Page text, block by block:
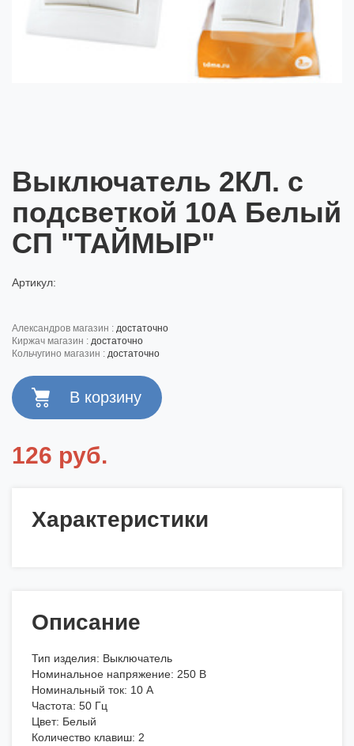
Выключатель 2КЛ. с
подсветкой 10А Белый
СП "ТАЙМЫР"
Артикул:
александров магазин : достаточно
киржач магазин : достаточно
кольчугино магазин : достаточно
126 руб.
Характеристики
Описание
Тип изделия: Выключатель
Номинальное напряжение: 250 В
Номинальный ток: 10 А
Частота: 50 Гц
Цвет: Белый
Количество клавиш: 2